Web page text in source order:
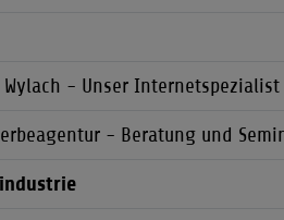
Wylach - Unser
- Beratung und